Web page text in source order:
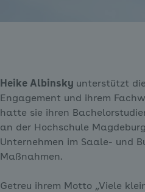
Heike Albinsky unterstützt
Engagement und ihrem
hatte sie ihren
an der Hochschule
Unternehmen im Saale- und
Maßnahmen.
Getreu ihrem Motto „Viele